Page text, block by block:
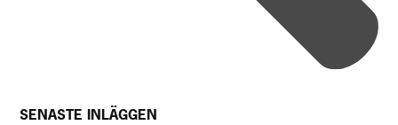
SENASTE INLÄGGEN